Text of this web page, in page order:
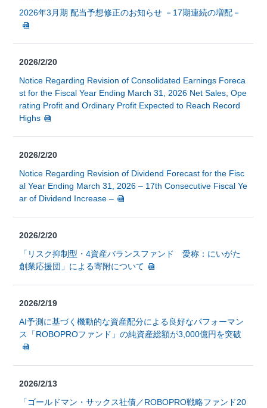
2026年3月期 配当予想修正のお知らせ －17期連続の増配－
2026/2/20
Notice Regarding Revision of Consolidated Earnings Foreca
st for the Fiscal Year Ending March 31, 2026 Net Sales, Ope
rating Profit and Ordinary Profit Expected to Reach Record
Highs
2026/2/20
Notice Regarding Revision of Dividend Forecast for the Fisc
al Year Ending March 31, 2026 – 17th Consecutive Fiscal Ye
ar of Dividend Increase –
2026/2/20
「リスク抑制型・4資産バランスファンド 愛称：にいがた
創業応援団」による寄附について
2026/2/19
AI予測に基づく機動的な資産配分による良好なパフォーマン
ス「ROBOPROファンド」の純資産総額が3,000億円を突破
2026/2/13
「ゴールドマン・サックス社債／ROBOPRO戦略ファンド20